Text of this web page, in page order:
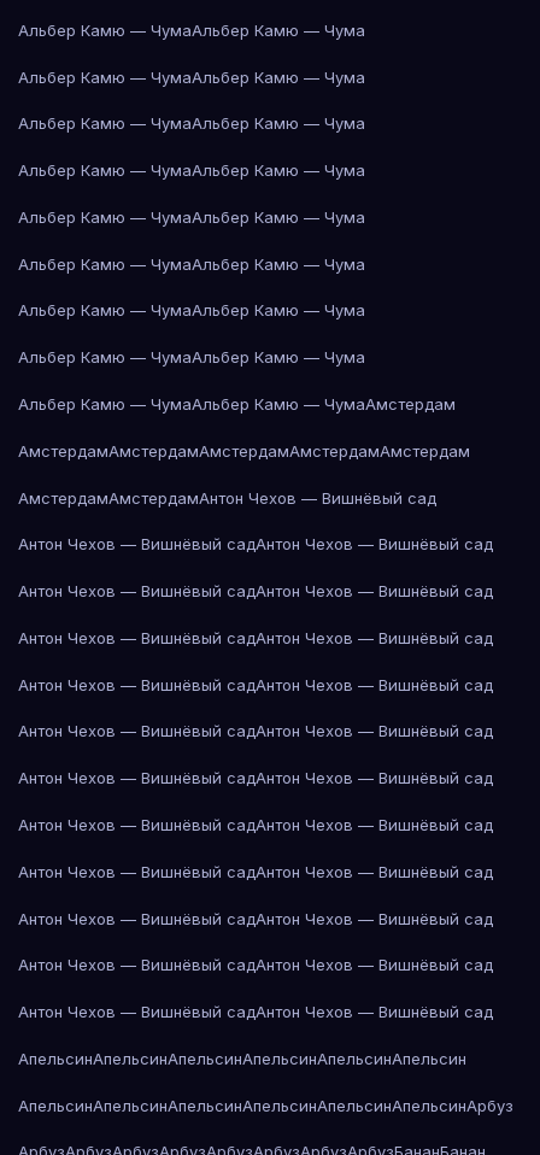
Альбер Камю — ЧумаАльбер Камю — Чума
Альбер Камю — ЧумаАльбер Камю — Чума
Альбер Камю — ЧумаАльбер Камю — Чума
Альбер Камю — ЧумаАльбер Камю — Чума
Альбер Камю — ЧумаАльбер Камю — Чума
Альбер Камю — ЧумаАльбер Камю — Чума
Альбер Камю — ЧумаАльбер Камю — Чума
Альбер Камю — ЧумаАльбер Камю — Чума
Альбер Камю — ЧумаАльбер Камю — ЧумаАмстердам
АмстердамАмстердамАмстердамАмстердамАмстердам
АмстердамАмстердамАнтон Чехов — Вишнёвый сад
Антон Чехов — Вишнёвый садАнтон Чехов — Вишнёвый сад
Антон Чехов — Вишнёвый садАнтон Чехов — Вишнёвый сад
Антон Чехов — Вишнёвый садАнтон Чехов — Вишнёвый сад
Антон Чехов — Вишнёвый садАнтон Чехов — Вишнёвый сад
Антон Чехов — Вишнёвый садАнтон Чехов — Вишнёвый сад
Антон Чехов — Вишнёвый садАнтон Чехов — Вишнёвый сад
Антон Чехов — Вишнёвый садАнтон Чехов — Вишнёвый сад
Антон Чехов — Вишнёвый садАнтон Чехов — Вишнёвый сад
Антон Чехов — Вишнёвый садАнтон Чехов — Вишнёвый сад
Антон Чехов — Вишнёвый садАнтон Чехов — Вишнёвый сад
Антон Чехов — Вишнёвый садАнтон Чехов — Вишнёвый сад
АпельсинАпельсинАпельсинАпельсинАпельсинАпельсин
АпельсинАпельсинАпельсинАпельсинАпельсинАпельсинАрбуз